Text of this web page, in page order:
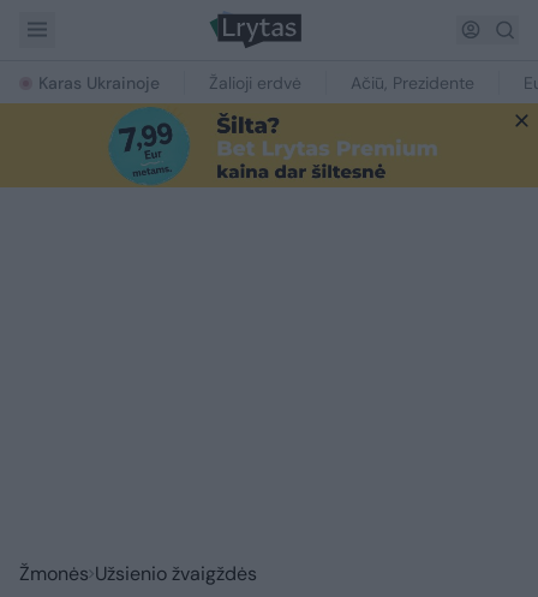
Karas Ukrainoje Žalioji erdvė Ačiū, Prezidente
Žmonės Užsienio žvaigždės